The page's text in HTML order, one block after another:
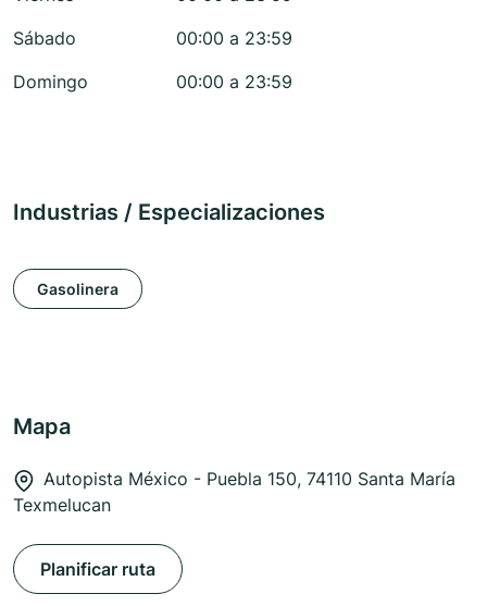
Sábado
00:00 a 23:59
Domingo
00:00 a 23:59
Industrias / Especializaciones
Gasolinera
Mapa
Autopista México - Puebla 150, 74110 Santa María
Texmelucan
Planificar ruta